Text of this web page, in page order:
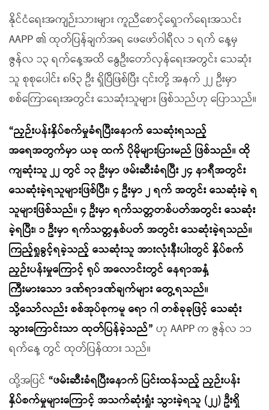
နိုင်ငံရေးအကျဉ်းသားများ ကူညီစောင့်ရှောက်ရေးအသင်း
AAPP ၏ ထုတ်ပြန်ချက်အရ ဖေဖော်ဝါရီလ ၁ ရက် နေ့မှ
ဇွန်လ ၁၃ ရက်နေ့အထိ နွေဦးတော်လှန်ရေးအတွင်း သေဆုံး
သူ စုစုပေါင်း ၈၆၃ ဦး ရှိပြီဖြစ်ပြီး ၎င်းတို့ အနက် ၂၂ ဦးမှာ
စစ်ကြောရေးအတွင်း သေဆုံးသူများ ဖြစ်သည်ဟု ပြောသည်။
“ညှဉ်းပန်းနှိပ်စက်မှုခံရပြီးနောက် သေဆုံးရသည့်
အရေအတွက်မှာ ယခု ထက် ပိုမိုများပြားမည် ဖြစ်သည်။ ထို
ကျဆုံးသူ ၂၂ တွင် ၁၃ ဦးမှာ ဖမ်းဆီးခံရပြီး ၂၄ နာရီအတွင်း
သေဆုံးခဲ့ရသူများဖြစ်ပြီး၊ ၄ ဦးမှာ ၂ ရက် အတွင်း သေဆုံးခဲ့ ရ
သူများဖြစ်သည်။ ၄ ဦးမှာ ရက်သတ္တတစ်ပတ်အတွင်း သေဆုံး
ခဲ့ရပြီး၊ ၁ ဦးမှာ ရက်သတ္တနှစ်ပတ် အတွင်း သေဆုံးခဲ့ရသည်။
ကြည့်ရှုခွင့်ရခဲ့သည့် သေဆုံးသူ အားလုံးနီးပါးတွင် နှိပ်စက်
ညှဉ်းပန်းမှုကြောင့် ရုပ် အလောင်းတွင် နေရာအနှံ့
ကြီးမားသော ဒဏ်ရာဒဏ်ချက်များ တွေ့ရသည်။
သို့သော်လည်း စစ်အုပ်စုကမူ ရော ဂါ တစ်ခုခုဖြင့် သေဆုံး
သွားကြောင်းသာ ထုတ်ပြန်ခဲ့သည်” ဟု AAPP က ဇွန်လ ၁၁
ရက်နေ့ တွင် ထုတ်ပြန်ထား သည်။
ထို့အပြင် “ဖမ်းဆီးခံရပြီးနောက် ပြင်းထန်သည့် ညှဉ်းပန်း
နှိပ်စက်မှုများကြောင့် အသက်ဆုံးရှုံး သွားခဲ့ရသူ (၂၂) ဦးရှိ